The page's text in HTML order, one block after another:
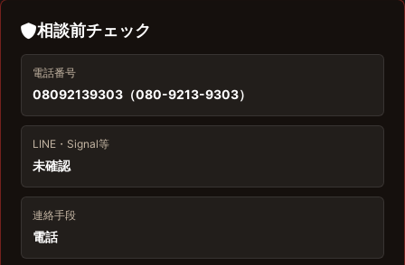
相談前チェック
電話番号
08092139303（080-9213-9303）
LINE・Signal等
未確認
連絡手段
電話